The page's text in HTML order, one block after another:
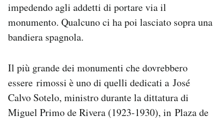
impedendo agli addetti di portare via il
monumento. Qualcuno ci ha poi lasciato sopra una
bandiera spagnola.
Il più grande dei monumenti che dovrebbero
essere rimossi è uno di quelli dedicati a José
Calvo Sotelo, ministro durante la dittatura di
Miguel Primo de Rivera (1923-1930), in Plaza de